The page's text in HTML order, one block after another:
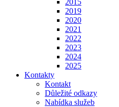
2015
2019
2020
2021
2022
2023
2024
2025
Kontakty
Kontakt
Důležité odkazy
Nabídka služeb